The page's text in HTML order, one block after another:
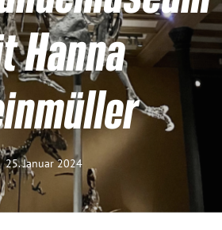
Hanna
25. Januar 2024